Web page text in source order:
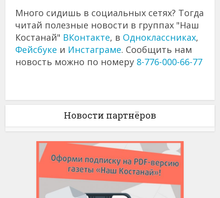
Много сидишь в социальных сетях? Тогда
читай полезные новости в группах "Наш
Костанай" ВКонтакте, в Одноклассниках,
Фейсбуке и Инстаграме. Сообщить нам
новость можно по номеру 8-776-000-66-77
Новости партнёров